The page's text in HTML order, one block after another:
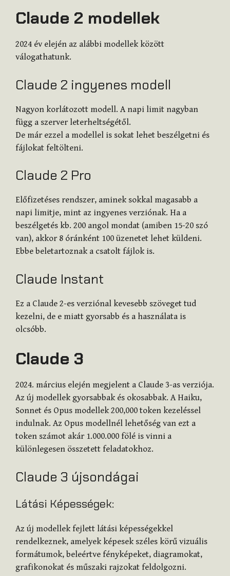
Claude 2 modellek
2024 év elején az alábbi modellek között
válogathatunk.
Claude 2 ingyenes modell
Nagyon korlátozott modell. A napi limit nagyban
függ a szerver leterheltségétől.
De már ezzel a modellel is sokat lehet beszélgetni és
fájlokat feltölteni.
Claude 2 Pro
Előfizetéses rendszer, aminek sokkal magasabb a
napi limitje, mint az ingyenes verziónak. Ha a
beszélgetés kb. 200 angol mondat (amiben 15-20 szó
van), akkor 8 óránként 100 üzenetet lehet küldeni.
Ebbe beletartoznak a csatolt fájlok is.
Claude Instant
Ez a Claude 2-es verziónal kevesebb szöveget tud
kezelni, de e miatt gyorsabb és a használata is
olcsóbb.
Claude 3
2024. március elején megjelent a Claude 3-as verziója.
Az új modellek gyorsabbak és okosabbak. A Haiku,
Sonnet és Opus modellek 200,000 token kezeléssel
indulnak. Az Opus modellnél lehetőség van ezt a
token számot akár 1.000.000 fölé is vinni a
különlegesen összetett feladatokhoz.
Claude 3 újsondágai
Látási Képességek:
Az új modellek fejlett látási képességekkel
rendelkeznek, amelyek képesek széles körű vizuális
formátumok, beleértve fényképeket, diagramokat,
grafikonokat és műszaki rajzokat feldolgozni.